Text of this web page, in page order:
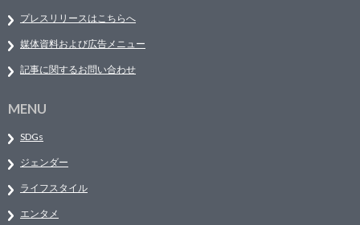
プレスリリースはこちらへ
媒体資料および広告メニュー
記事に関するお問い合わせ
MENU
SDGs
ジェンダー
ライフスタイル
エンタメ